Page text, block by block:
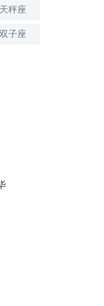
天秤座
双子座